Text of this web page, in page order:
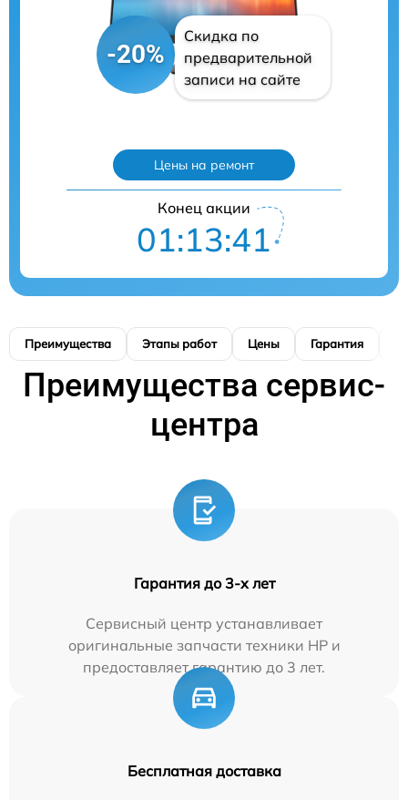
-20%
Скидка по
предварительной
записи на сайте
Цены на ремонт
Конец акции
01:13:40
Преимущества Этапы работ Цены Гарантия
Преимущества сервис-
центра
Гарантия до 3-х лет
Сервисный центр устанавливает
оригинальные запчасти техники HP и
предоставляет гарантию до 3 лет.
Бесплатная доставка